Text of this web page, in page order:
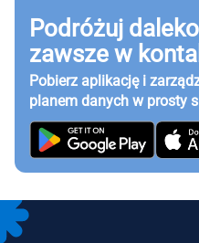
Podróżuj
zawsze w
Pobierz aplikację i
planem danych w prosty